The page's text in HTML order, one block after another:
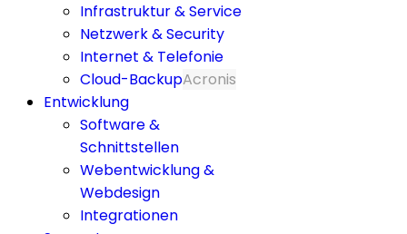
Infrastruktur & Service
Netzwerk & Security
Internet & Telefonie
Cloud-BackupAcronis
Entwicklung
Software &
Schnittstellen
Webentwicklung &
Webdesign
Integrationen